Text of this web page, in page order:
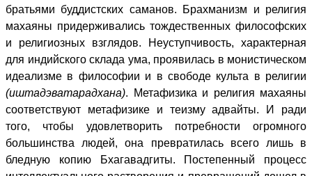
братьями буддистских саманов. Брахманизм и религия
махаяны придерживались тождественных философских
и религиозных взглядов. Неуступчивость, характерная
для индийского склада ума, проявилась в монистическом
идеализме в философии и в свободе культа в религии
(иштадэватарадхана). Метафизика и религия махаяны
соответствуют метафизике и теизму адвайты. И ради
того, чтобы удовлетворить потребности огромного
большинства людей, она превратилась всего лишь в
бледную копию Бхагавадгиты. Постепенный процесс